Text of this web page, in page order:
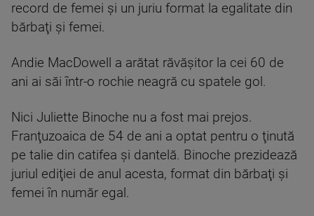
record de femei şi un juriu format la egalitate din
bărbaţi şi femei.
Andie MacDowell a arătat răvăşitor la cei 60 de
ani ai săi într-o rochie neagră cu spatele gol.
Nici Juliette Binoche nu a fost mai prejos.
Franţuzoaica de 54 de ani a optat pentru o ţinută
pe talie din catifea şi dantelă. Binoche prezidează
juriul ediţiei de anul acesta, format din bărbaţi şi
femei în număr egal.